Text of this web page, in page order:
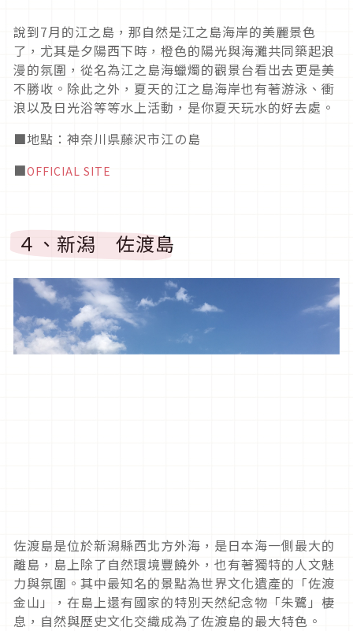
說到7月的江之島，那自然是江之島海岸的美麗景色
了，尤其是夕陽西下時，橙色的陽光與海灘共同築起浪
漫的氛圍，從名為江之島海蠟燭的觀景台看出去更是美
不勝收。除此之外，夏天的江之島海岸也有著游泳、衝
浪以及日光浴等等水上活動，是你夏天玩水的好去處。
■地點：神奈川県藤沢市江の島
■OFFICIAL SITE
４、新潟 佐渡島
佐渡島是位於新潟縣西北方外海，是日本海一側最大的
離島，島上除了自然環境豐饒外，也有著獨特的人文魅
力與氛圍。其中最知名的景點為世界文化遺產的「佐渡
金山」，在島上還有國家的特別天然紀念物「朱鷺」棲
息，自然與歷史文化交織成為了佐渡島的最大特色。